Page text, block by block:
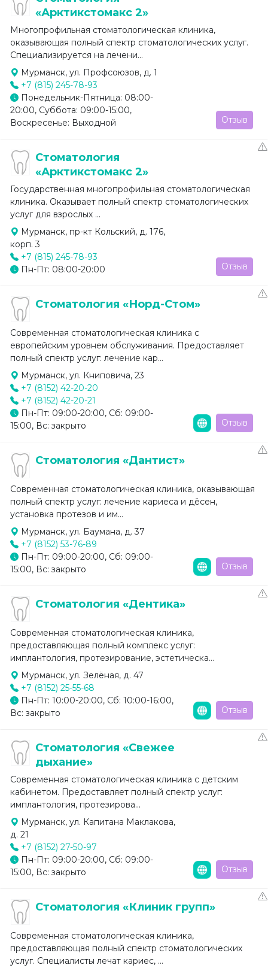
«Арктикстомакс 2»
Многопрофильная стоматологическая клиника,
оказывающая полный спектр стоматологических услуг.
Специализируется на лечени...
Мурманск, ул. Профсоюзов, д. 1
+7 (815) 245-78-93
Понедельник-Пятница: 08:00-
20:00, Суббота: 09:00-15:00,
Воскресенье: Выходной
Отзыв
Стоматология
«Арктикстомакс 2»
Государственная многопрофильная стоматологическая
клиника. Оказывает полный спектр стоматологических
услуг для взрослых ...
Мурманск, пр-кт Кольский, д. 176,
корп. 3
+7 (815) 245-78-93
Пн-Пт: 08:00-20:00
Отзыв
Стоматология «Норд-Стом»
Современная стоматологическая клиника с
европейским уровнем обслуживания. Предоставляет
полный спектр услуг: лечение кар...
Мурманск, ул. Книповича, 23
+7 (8152) 42-20-20
+7 (8152) 42-20-21
Пн-Пт: 09:00-20:00, Сб: 09:00-
15:00, Вс: закрыто
Отзыв
Стоматология «Дантист»
Современная стоматологическая клиника, оказывающая
полный спектр услуг: лечение кариеса и дёсен,
установка протезов и им...
Мурманск, ул. Баумана, д. 37
+7 (8152) 53-76-89
Пн-Пт: 09:00-20:00, Сб: 09:00-
15:00, Вс: закрыто
Отзыв
Стоматология «Дентика»
Современная стоматологическая клиника,
предоставляющая полный комплекс услуг:
имплантология, протезирование, эстетическа...
Мурманск, ул. Зелёная, д. 47
+7 (8152) 25-55-68
Пн-Пт: 10:00-20:00, Сб: 10:00-16:00,
Вс: закрыто
Отзыв
Стоматология «Свежее
дыхание»
Современная стоматологическая клиника с детским
кабинетом. Предоставляет полный спектр услуг:
имплантология, протезирова...
Мурманск, ул. Капитана Маклакова,
д. 21
+7 (8152) 27-50-97
Пн-Пт: 09:00-20:00, Сб: 09:00-
15:00, Вс: закрыто
Отзыв
Стоматология «Клиник групп»
Современная стоматологическая клиника,
предоставляющая полный спектр стоматологических
услуг. Специалисты лечат кариес, ...